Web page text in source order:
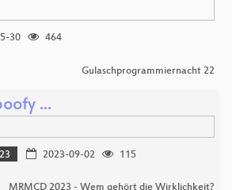
30
464
Gulaschprogrammiernacht 22
...
2023-09-02
115